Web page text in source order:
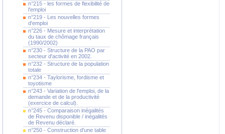
n°215 - les formes de flexibilité de
l'emploi
n°219 - Les nouvelles formes
d'emploi
n°226 - Mesure et interprétation
du taux de chômage français
(1990/2002)
n°230 - Structure de la PAO par
secteur d'activité en 2002.
n°232 - Structure de la population
totale
n°234 - Taylorisme, fordisme et
toyotisme
n°243 - Variation de l'emploi, de la
demande et de la productivité
(exercice de calcul).
n°245 - Comparaison inégalités
de Revenu disponible / inégalités
de Revenu déclaré.
n°250 - Construction d'une table